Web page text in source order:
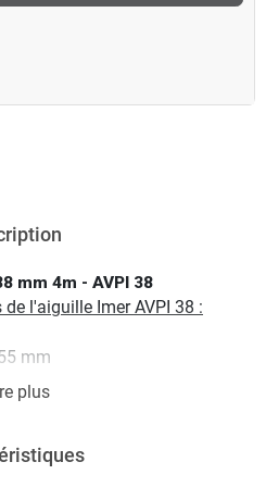
mm 4m - AVPI 38
l'aiguille Imer AVPI 38 :
mm
plus